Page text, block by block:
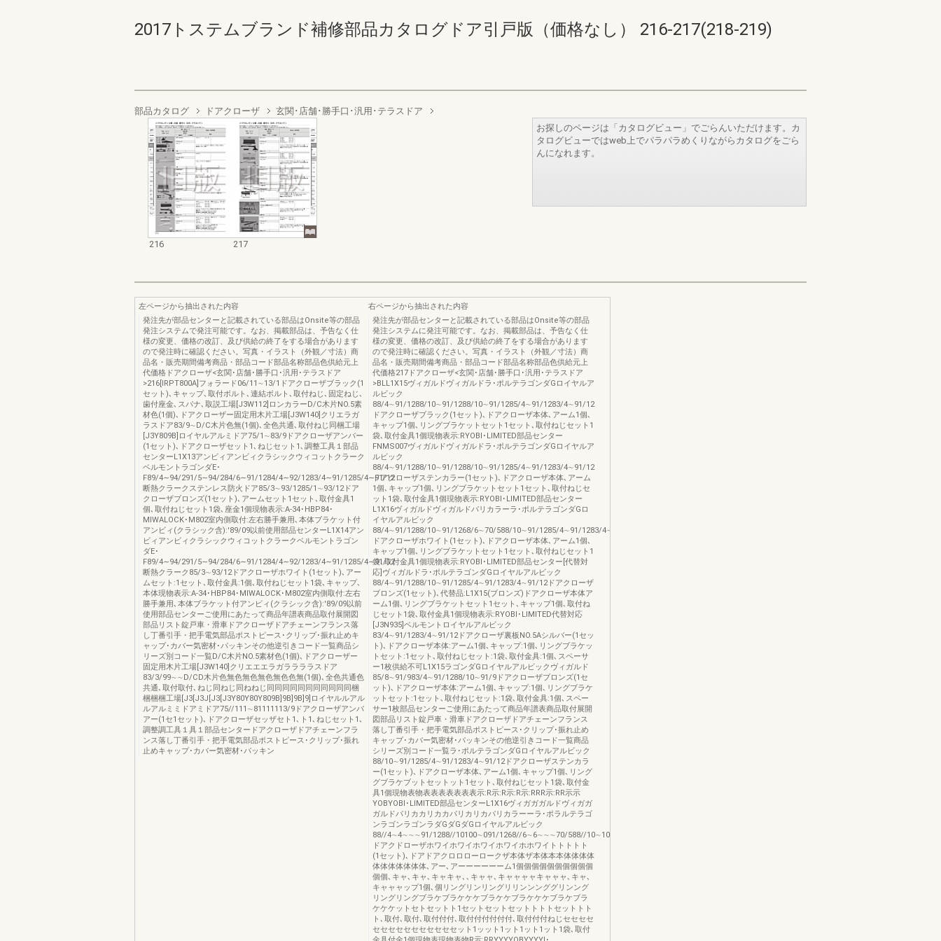
2017トステムブランド補修部品カタログドア引戸版（価格なし） 216-217(218-219)
部品カタログ ドアクローザ 玄関･店舗･勝手口･汎用･テラスドア
216 217
お探しのページは「カタログビュー」でごらんいただけます。カ
タログビューではweb上でパラパラめくりながらカタログをごら
んになれます。
左ページから抽出された内容
発注先が部品センターと記載されている部品はOnsite等の部品
発注システムで発注可能です。なお、掲載部品は、予告なく仕
様の変更、価格の改訂、及び供給の終了をする場合があります
ので発注時に確認ください。写真・イラスト（外観／寸法）商
品名・販売期間備考商品・部品コード部品名称部品色供給元上
代価格ドアクローザ<玄関･店舗･勝手口･汎用･テラスドア
>216[IRPT800A]フォラード06/11∼13/1ドアクローザブラック(1
セット)､キャップ､取付ボルト､連結ボルト､取付ねじ､固定ねじ､
歯付座金､スパナ､取説工場[J3W112]ロンカラーD/C木片NO.5素
材色(1個)､ドアクローザー固定用木片工場[J3W140]クリエラガ
ラスドア83/9∼D/C木片色無(1個)､全色共通､取付ねじ同梱工場
[J3Y809B]ロイヤルアルミドア75/1∼83/9ドアクローザアンバー
(1セット)､ドアクローザセット1､ねじセット1､調整工具１部品
センターL1X13アンビィアンビィクラシックウィコットクラーク
ベルモントラゴンダE･
F89/4∼94/291/5∼94/284/6∼91/1284/4∼92/1283/4∼91/1285/4∼91/12
断熱クラークステンレス防火ドア85/3∼93/1285/1∼93/12ドア
クローザブロンズ(1セット)､アームセット1セット､取付金具1
個､取付ねじセット1袋､座金1個現物表示:A-34･HBP84･
MIWALOCK･M802室内側取付:左右勝手兼用､本体ブラケット付
アンビィ(クラシック含):'89/09以前使用部品センターL1X14アン
ビィアンビィクラシックウィコットクラークベルモントラゴン
ダE･
F89/4∼94/291/5∼94/284/6∼91/1284/4∼92/1283/4∼91/1285/4∼91/12
断熱クラーク85/3∼93/12ドアクローザホワイト(1セット)､アー
ムセット:1セット､取付金具:1個､取付ねじセット1袋､キャップ､
本体現物表示:A-34･HBP84･MIWALOCK･M802室内側取付:左右
勝手兼用､本体ブラケット付アンビィ(クラシック含):'89/09以前
使用部品センターご使用にあたって商品年譜表商品取付展開図
部品リスト錠戸車・滑車ドアクローザドアチェーンフランス落
し丁番引手・把手電気部品ポストピース･クリップ･振れ止めキ
ャップ･カバー気密材･パッキンその他逆引きコード一覧商品シ
リーズ別コード一覧D/C木片NO.5素材色(1個)､ドアクローザー
固定用木片工場[J3W140]クリエエエラガララララスドア
83/3/99∼∼D/CD木片色無色無色無色無色色無(1個)､全色共通色
共通､取付取付､ねじ同ねじ同ねねじ同同同同同同同同同同同梱
梱梱梱工場[J3[J3J[J3[J3Y80Y80Y809B]9B]9B]9]ロイヤルルアル
ルアルミミドアミドア75//111∼81111113/9ドアクローザアンバ
アー(1セ1セット)､ドアクローザセッザセト1､ト1､ねじセット1､
調整調工具１具１部品センタードアクローザドアチェーンフラ
ンス落し丁番引手・把手電気部品ポストピース･クリップ･振れ
止めキャップ･カバー気密材･パッキン
右ページから抽出された内容
発注先が部品センターと記載されている部品はOnsite等の部品
発注システムに発注可能です。なお、掲載部品は、予告なく仕
様の変更、価格の改訂、及び供給の終了をする場合があります
ので発注時に確認ください。写真・イラスト（外観／寸法）商
品名・販売期間備考商品・部品コード部品名称部品色供給元上
代価格217ドアクローザ<玄関･店舗･勝手口･汎用･テラスドア
>BLL1X15ヴィガルドヴィガルドラ･ポルテラゴンダGロイヤルア
ルビック
88/4∼91/1288/10∼91/1288/10∼91/1285/4∼91/1283/4∼91/12
ドアクローザブラック(1セット)､ドアクローザ本体､アーム1個､
キャップ1個､リングブラケットセット1セット､取付ねじセット1
袋､取付金具1個現物表示:RYOBI･LIMITED部品センター
FNMS007ヴィガルドヴィガルドラ･ポルテラゴンダGロイヤルア
ルビック
88/4∼91/1288/10∼91/1288/10∼91/1285/4∼91/1283/4∼91/12
ドアクローザステンカラー(1セット)､ドアクローザ本体､アーム
1個､キャップ1個､リングブラケットセット1セット､取付ねじセ
ット1袋､取付金具1個現物表示:RYOBI･LIMITED部品センター
L1X16ヴィガルドヴィガルドパリカラーラ･ポルテラゴンダGロ
イヤルアルビック
88/4∼91/1288/10∼91/1268/6∼70/588/10∼91/1285/4∼91/1283/4∼91/12
ドアクローザホワイト(1セット)､ドアクローザ本体､アーム1個､
キャップ1個､リングブラケットセット1セット､取付ねじセット1
袋､取付金具1個現物表示:RYOBI･LIMITED部品センター[代替対
応]ヴィガルドラ･ポルテラゴンダGロイヤルアルビック
88/4∼91/1288/10∼91/1285/4∼91/1283/4∼91/12ドアクローザ
ブロンズ(1セット)､代替品:L1X15(ブロンズ)ドアクローザ本体ア
ーム1個､リングブラケットセット1セット､キャップ1個､取付ね
じセット1袋､取付金具1個現物表示:RYOBI･LIMITED代替対応
[J3N935]ベルモントロイヤルアルビック
83/4∼91/1283/4∼91/12ドアクローザ裏板NO.5Aシルバー(1セッ
ト)､ドアクローザ本体:アーム1個､キャップ:1個､リングブラケッ
トセット:1セット､取付ねじセット:1袋､取付金具:1個､スペーサ
ー1枚供給不可L1X15ラゴンダGロイヤルアルビックヴィガルド
85/8∼91/983/4∼91/1288/10∼91/9ドアクローザブロンズ(1セ
ット)､ドアクローザ本体:アーム1個､キャップ:1個､リングブラケ
ットセット:1セット､取付ねじセット:1袋､取付金具:1個､スペー
サー1枚部品センターご使用にあたって商品年譜表商品取付展開
図部品リスト錠戸車・滑車ドアクローザドアチェーンフランス
落し丁番引手・把手電気部品ポストピース･クリップ･振れ止め
キャップ･カバー気密材･パッキンその他逆引きコード一覧商品
シリーズ別コード一覧ラ･ポルテラゴンダGロイヤルアルビック
88/10∼91/1285/4∼91/1283/4∼91/12ドアクローザステンカラ
ー(1セット)､ドアクローザ本体､アーム1個､キャップ1個､リング
グブラケブットセットット1セット､取付ねじセット1袋､取付金
具1個現物表物表表表表表表表示:R示:R示:R示:RRR示:RR示示
YOBYOBI･LIMITED部品センターL1X16ヴィガガガルドヴィガガ
ガルドパリカカリカカパリカリカパリカラーーラ･ポラルテラゴ
ンラゴンラゴンラダGダGダGロイヤルアルビック
88//4∼4∼∼∼91/1288//10100∼091/1268//6∼6∼∼∼70/588//10∼10∼00091/91/991/91/991/91/91/1212212122121285/4∼991/1/1283//4∼94∼9∼∼9∼∼9∼1/11/
ドアクドローザホワイホワイホワイホワイホホワイトトトトト
(1セット)､ドアドアクロロローロークザ本体ザ本体本本体体体体
体体体体体体体､アー､アーーーーーーム1個個個個個個個個個個
個個､キャ､キャ､キャキャ､､キャャ､キャャャャキャャャ､キャ､
キャャャップ1個､個リングリンリングリリンンンググリンング
リングリングブラケブラケケケブラケケブラケケケブラケブラ
ケケケットセトセットト1セットセットセットトトトセットトト
ト､取付､取付､取付付付､取付付付付付付､取付付付ねじセセセセ
セセセセセセセセセセセット1ッット1ット1ット1ット1袋､取付